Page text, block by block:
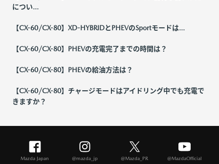
につい...
【CX-60/CX-80】XD-HYBRIDとPHEVのSportモードは...
【CX-60/CX-80】PHEVの充電完了までの時間は？
【CX-60/CX-80】PHEVの給油方法は？
【CX-60/CX-80】チャージモードはアイドリング中でも充電で
きますか？
Mazda Japan @mazda_jp @Mazda_PR @MazdaOfficial